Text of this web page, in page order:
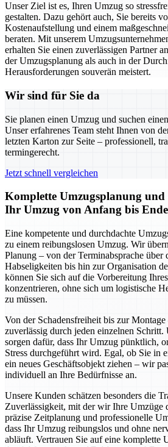
Unser Ziel ist es, Ihren Umzug so
gestalten. Dazu gehört auch, Sie bereits
Kostenaufstellung und einem
beraten. Mit unserem
erhalten Sie einen zuverlässigen Partner
der Umzugsplanung als auch in der
Herausforderungen souverän meistert.
Wir sind für Sie da
Sie planen einen Umzug und suchen
Unser erfahrenes Team steht Ihnen von
letzten Karton zur Seite – professionell,
termingerecht.
Jetzt schnell vergleichen
Komplette Umzugsplanung
Ihr Umzug von Anfang bis Ende
Eine kompetente und durchdachte
zu einem reibungslosen Umzug. Wir
Planung – von der Terminabsprache über
Habseligkeiten bis hin zur Organisation
können Sie sich auf die Vorbereitung
konzentrieren, ohne sich um logistische
zu müssen.
Von der Schadensfreiheit bis zur
zuverlässig durch jeden einzelnen Schritt.
sorgen dafür, dass Ihr Umzug pünktlich,
Stress durchgeführt wird. Egal, ob Sie in
ein neues Geschäftsobjekt ziehen – wir
individuell an Ihre Bedürfnisse an.
Unsere Kunden schätzen besonders die
Zuverlässigkeit, mit der wir Ihre Umzüge
präzise Zeitplanung und professionelle
dass Ihr Umzug reibungslos und ohne
abläuft. Vertrauen Sie auf eine komplette